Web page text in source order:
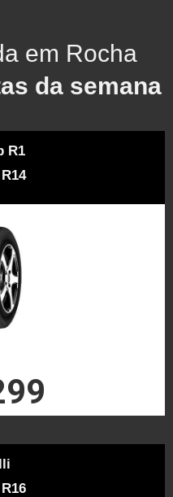
em Rocha
da semana
R1